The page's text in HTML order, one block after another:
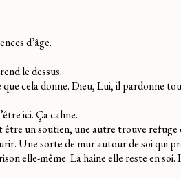
d’âge.
le dessus.
cela donne. Dieu, Lui, il pardonne
ici. Ça calme.
un soutien, une autre trouve refuge
Une sorte de mur autour de soi qui
elle-même. La haine elle reste en soi.